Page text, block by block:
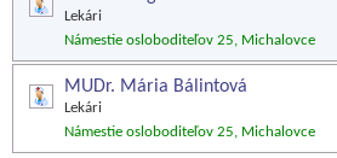
Lekári
Námestie osloboditeľov 25, Michalovce
MUDr. Mária Bálintová
Lekári
Námestie osloboditeľov 25, Michalovce